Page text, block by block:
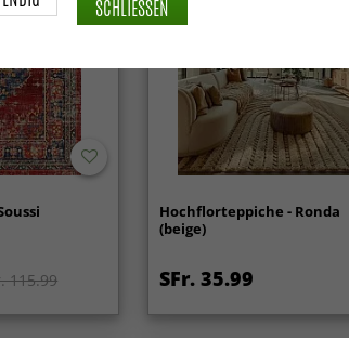
115.99
Hochflorteppiche - Ronda
(beige)
SFr. 35.99
SCHLIESSEN